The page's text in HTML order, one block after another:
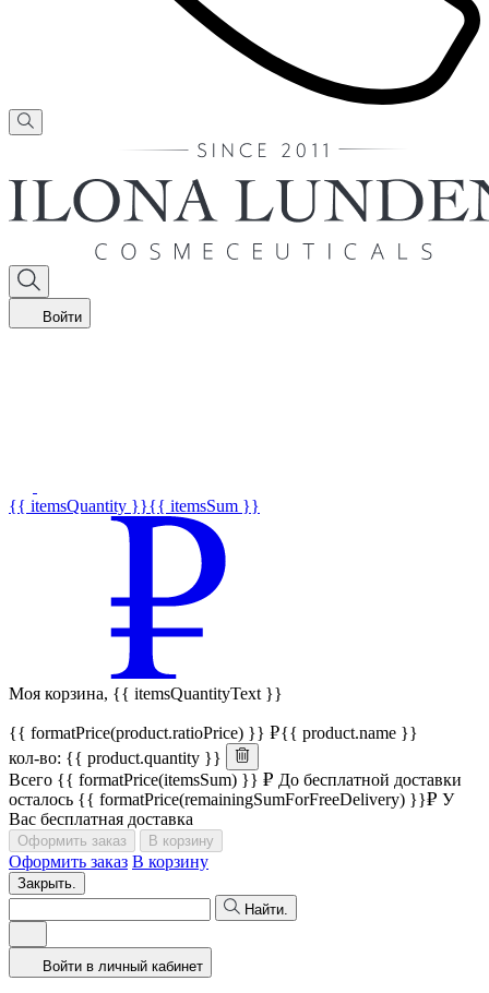
Войти
{{ itemsQuantity }}{{ itemsSum }}
Моя корзина, {{ itemsQuantityText }}
{{ formatPrice(product.ratioPrice) }}
{{ product.name }}
кол-во: {{ product.quantity }}
Всего {{ formatPrice(itemsSum) }}
До бесплатной доставки
осталось {{ formatPrice(remainingSumForFreeDelivery) }}
У
Вас бесплатная доставка
Оформить заказ В корзину
Оформить заказ В корзину
Закрыть.
Найти.
Войти в личный кабинет